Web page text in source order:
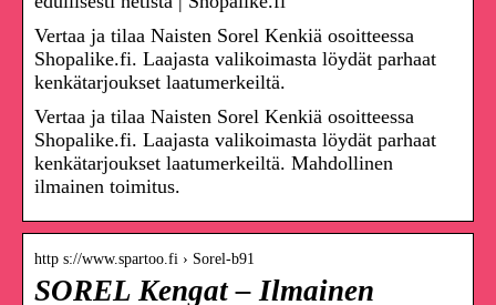
Vertaa ja tilaa Naisten Sorel Kenkiä osoitteessa
Shopalike.fi. Laajasta valikoimasta löydät parhaat
kenkätarjoukset laatumerkeiltä.
Vertaa ja tilaa Naisten Sorel Kenkiä osoitteessa
Shopalike.fi. Laajasta valikoimasta löydät parhaat
kenkätarjoukset laatumerkeiltä. Mahdollinen
ilmainen toimitus.
http s://www.spartoo.fi › Sorel-b91
SOREL Kengat – Ilmainen